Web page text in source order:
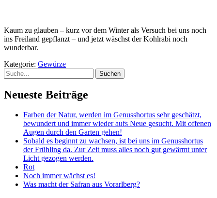
Kaum zu glauben – kurz vor dem Winter als Versuch bei uns noch
ins Freiland gepflanzt – und jetzt wäschst der Kohlrabi noch
wunderbar.
Kategorie: Gewürze
Suche
Neueste Beiträge
Farben der Natur, werden im Genusshortus sehr geschätzt,
bewundert und immer wieder aufs Neue gesucht. Mit offenen
Augen durch den Garten gehen!
Sobald es beginnt zu wachsen, ist bei uns im Genusshortus
der Frühling da. Zur Zeit muss alles noch gut gewärmt unter
Licht gezogen werden.
Rot
Noch immer wächst es!
Was macht der Safran aus Vorarlberg?